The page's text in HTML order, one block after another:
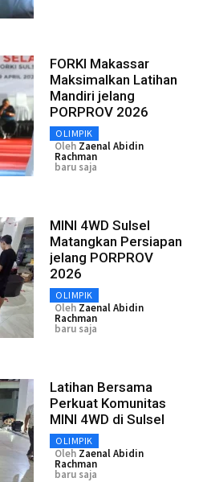
FORKI Makassar
Maksimalkan Latihan
Mandiri jelang
PORPROV 2026
OLIMPIK
Oleh Zaenal Abidin
Rachman
baru saja
MINI 4WD Sulsel
Matangkan Persiapan
jelang PORPROV
2026
OLIMPIK
Oleh Zaenal Abidin
Rachman
baru saja
Latihan Bersama
Perkuat Komunitas
MINI 4WD di Sulsel
OLIMPIK
Oleh Zaenal Abidin
Rachman
baru saja